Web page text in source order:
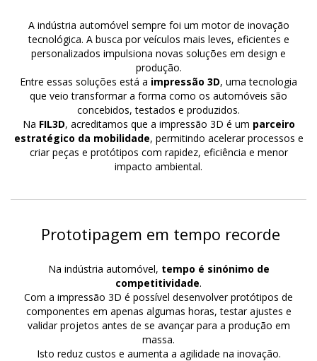
A indústria automóvel sempre foi um motor de inovação
tecnológica. A busca por veículos mais leves, eficientes e
personalizados impulsiona novas soluções em design e
produção.
Entre essas soluções está a impressão 3D, uma tecnologia
que veio transformar a forma como os automóveis são
concebidos, testados e produzidos.
Na FIL3D, acreditamos que a impressão 3D é um parceiro
estratégico da mobilidade, permitindo acelerar processos e
criar peças e protótipos com rapidez, eficiência e menor
impacto ambiental.
Prototipagem em tempo recorde
Na indústria automóvel, tempo é sinónimo de
competitividade.
Com a impressão 3D é possível desenvolver protótipos de
componentes em apenas algumas horas, testar ajustes e
validar projetos antes de se avançar para a produção em
massa.
Isto reduz custos e aumenta a agilidade na inovação.